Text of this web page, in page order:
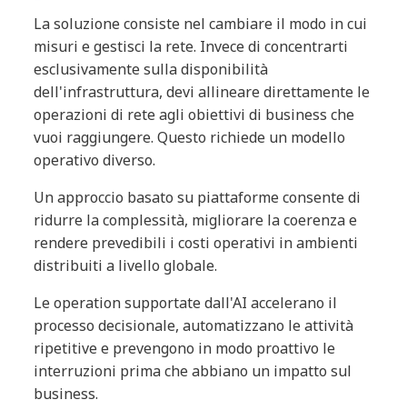
La soluzione consiste nel cambiare il modo in cui
misuri e gestisci la rete. Invece di concentrarti
esclusivamente sulla disponibilità
dell'infrastruttura, devi allineare direttamente le
operazioni di rete agli obiettivi di business che
vuoi raggiungere. Questo richiede un modello
operativo diverso.
Un approccio basato su piattaforme consente di
ridurre la complessità, migliorare la coerenza e
rendere prevedibili i costi operativi in ambienti
distribuiti a livello globale.
Le operation supportate dall'AI accelerano il
processo decisionale, automatizzano le attività
ripetitive e prevengono in modo proattivo le
interruzioni prima che abbiano un impatto sul
business.